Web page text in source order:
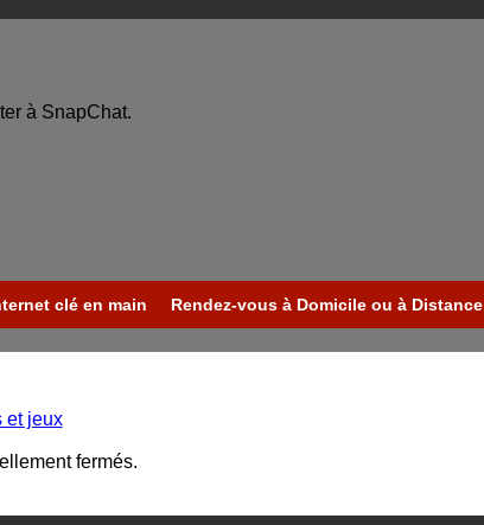
à SnapChat.
clé en main Rendez-vous à Domicile ou à Distance
et jeux
fermés.